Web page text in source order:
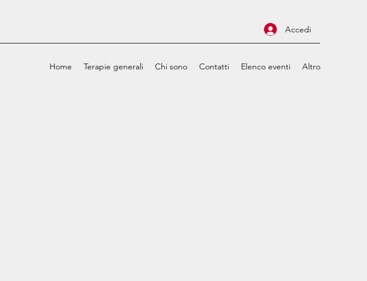
Accedi
Home Terapie generali Chi sono Contatti Elenco eventi Altro